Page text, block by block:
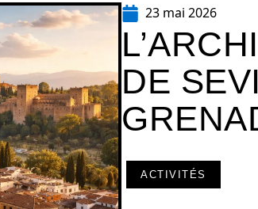
23 mai 2026
DE
ACTIVITÉS